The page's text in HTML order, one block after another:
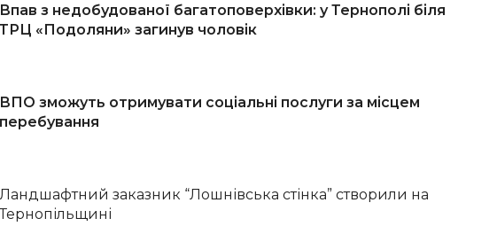
Впав з недобудованої багатоповерхівки: у Тернополі біля
ТРЦ «Подоляни» загинув чоловік
ВПО зможуть отримувати соціальні послуги за місцем
перебування
Ландшафтний заказник “Лошнівська стінка” створили на
Тернопільщині